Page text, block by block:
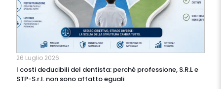
26 Luglio 2026
I costi deducibili del dentista: perchè professione, S.R.L e
STP-S.r.l. non sono affatto eguali